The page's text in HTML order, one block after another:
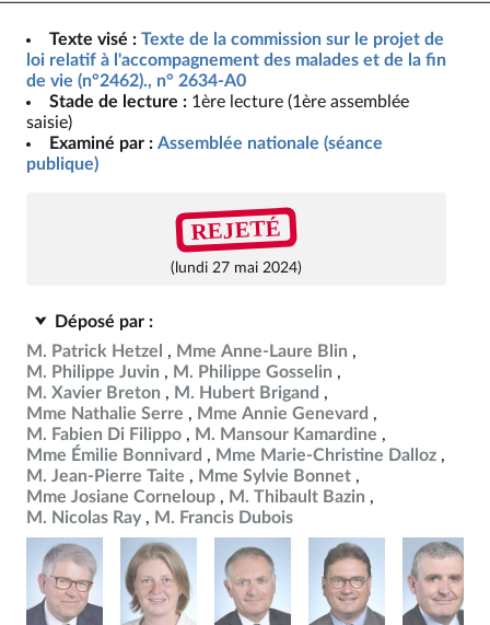
Texte visé : Texte de la commission sur le projet de
loi relatif à l'accompagnement des malades et de la fin
de vie (n°2462)., n° 2634-A0
Stade de lecture : 1ère lecture (1ère assemblée
saisie)
Examiné par : Assemblée nationale (séance
publique)
REJETÉ
(lundi 27 mai 2024)
Déposé par :
M. Patrick Hetzel
Mme Anne-Laure Blin
M. Philippe Juvin
M. Philippe Gosselin
M. Xavier Breton
M. Hubert Brigand
Mme Nathalie Serre
Mme Annie Genevard
M. Fabien Di Filippo
M. Mansour Kamardine
Mme Émilie Bonnivard
Mme Marie-Christine Dalloz
M. Jean-Pierre Taite
Mme Sylvie Bonnet
Mme Josiane Corneloup
M. Thibault Bazin
M. Nicolas Ray
M. Francis Dubois